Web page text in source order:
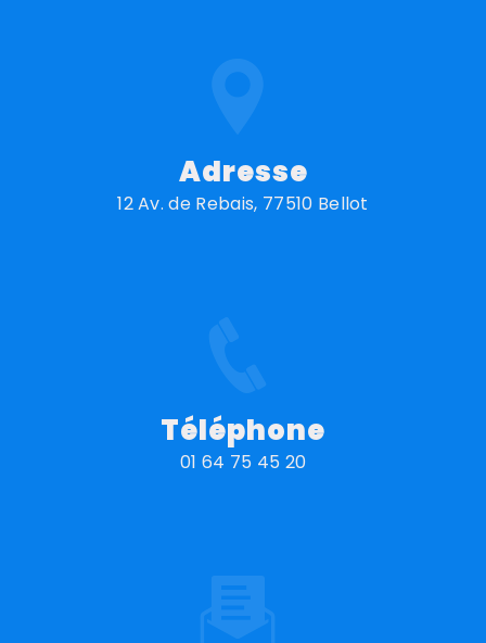
Adresse
12 Av. de Rebais, 77510 Bellot
Téléphone
01 64 75 45 20